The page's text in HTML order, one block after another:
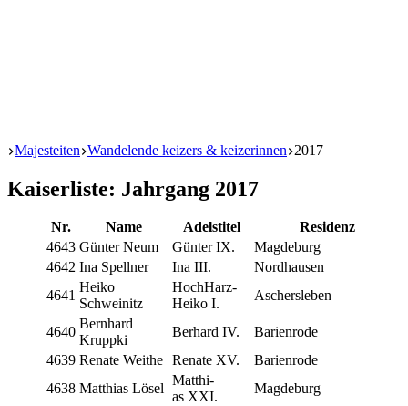
Start
Majesteiten Wandelende keizers & keizerinnen 2017
Kaiserliste: Jahrgang 2017
Nr. Name Adels­ti­tel
Resi­denz
4643 Gün­ter Neum Gün­ter IX.
Mag­de­burg
4642 Ina Spellner Ina III.
Nord­hau­sen
4641
Hei­ko
Schweinitz
Hoch­Harz­
Hei­ko I.
Ascher­sle­ben
4640
Bern­hard
Kruppki
Ber­hard IV.
Barien­ro­de
4639 Rena­te Weithe Rena­te XV.
Barien­ro­de
4638 Mat­thi­as Lösel
Mat­thi­
as XXI.
Mag­de­burg